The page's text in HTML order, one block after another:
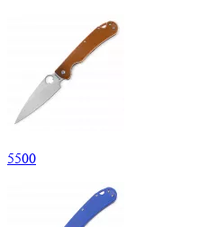
5500